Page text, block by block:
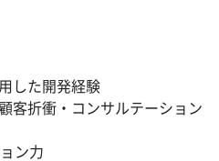
した開発経験
客折衝・コンサルテーション
ン力